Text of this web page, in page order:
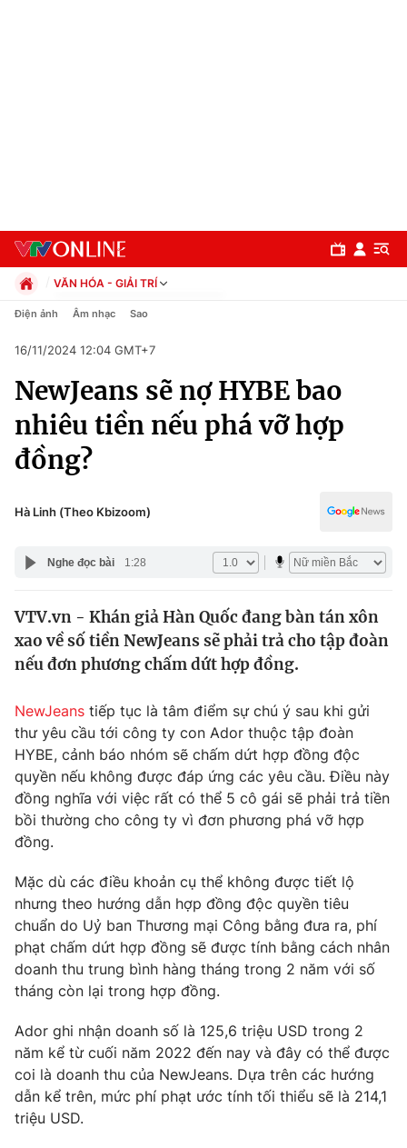
Chuyên mục
Chính trị
Xã hội
Pháp luật
Y tế
Thế giới
Tin tức
Câu chuyện quốc tế
Kinh tế
Tài chính
Thị trường
Góc doanh nghiệp
Dữ liệu và đời sống
Truyền hình
Phim VTV
Hậu trường
Nhân vật
Khán giả
Giải sao mai
Giải trí
Điện ảnh
Âm nhạc
Sao
Đời sống
Du lịch
Làm đẹp
Chất lượng cuộc sống
Giáo dục
Tuyển sinh
Công nghệ
Hitech Công nghệ tương lai
Sản phẩm
Thị trường
Giao lưu trực tuyến
Lịch phát sóng
VĂN HÓA - GIẢI TRÍ
Chính trị
Pháp luật
Kinh tế
Thể thao
Truyền hình
Văn hóa - Giải trí
Y tế
Công nghệ
Điện ảnh Âm nhạc Sao
16/11/2024 12:04 GMT+7
NewJeans sẽ nợ HYBE bao
nhiêu tiền nếu phá vỡ hợp
đồng?
Hà Linh (Theo Kbizoom)
Nghe đọc bài 1:28
VTV.vn - Khán giả Hàn Quốc đang bàn tán xôn
xao về số tiền NewJeans sẽ phải trả cho tập đoàn
nếu đơn phương chấm dứt hợp đồng.
NewJeans tiếp tục là tâm điểm sự chú ý sau khi gửi
thư yêu cầu tới công ty con Ador thuộc tập đoàn
HYBE, cảnh báo nhóm sẽ chấm dứt hợp đồng độc
quyền nếu không được đáp ứng các yêu cầu. Điều này
đồng nghĩa với việc rất có thể 5 cô gái sẽ phải trả tiền
bồi thường cho công ty vì đơn phương phá vỡ hợp
đồng.
Mặc dù các điều khoản cụ thể không được tiết lộ
nhưng theo hướng dẫn hợp đồng độc quyền tiêu
chuẩn do Uỷ ban Thương mại Công bằng đưa ra, phí
phạt chấm dứt hợp đồng sẽ được tính bằng cách nhân
doanh thu trung bình hàng tháng trong 2 năm với số
tháng còn lại trong hợp đồng.
Ador ghi nhận doanh số là 125,6 triệu USD trong 2
năm kể từ cuối năm 2022 đến nay và đây có thể được
coi là doanh thu của NewJeans. Dựa trên các hướng
dẫn kể trên, mức phí phạt ước tính tối thiểu sẽ là 214,1
triệu USD.